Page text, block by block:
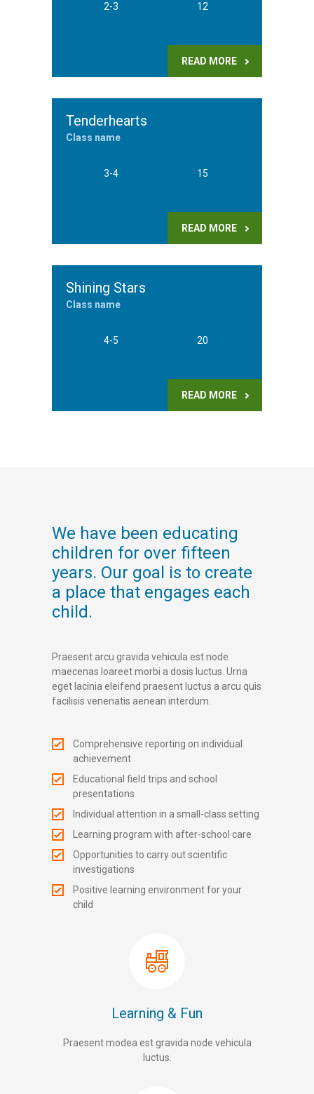
2-3 12
READ MORE
Tenderhearts
Class name
3-4 15
READ MORE
Shining Stars
Class name
4-5 20
READ MORE
We have been educating
children for over fifteen
years. Our goal is to create
a place that engages each
child.
Praesent arcu gravida vehicula est node
maecenas loareet morbi a dosis luctus. Urna
eget lacinia eleifend praesent luctus a arcu quis
facilisis venenatis aenean interdum.
Comprehensive reporting on individual
achievement
Educational field trips and school
presentations
Individual attention in a small-class setting
Learning program with after-school care
Opportunities to carry out scientific
investigations
Positive learning environment for your
child
Learning & Fun
Praesent modea est gravida node vehicula
luctus.